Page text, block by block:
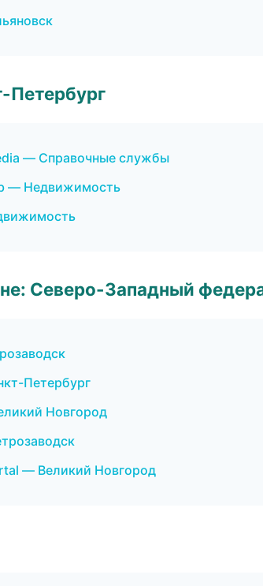
Петербург
— Справочные службы
— Недвижимость
Северо-Западный
Петербург
Новгород
— Великий Новгород